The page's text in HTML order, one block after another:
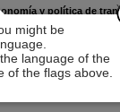
might be
language of the
of the flags above.
y política de